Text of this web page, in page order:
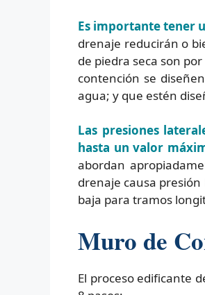
Es importante tener
drenaje reducirán o
de piedra seca son
contención se
agua; y que estén
Las presiones
hasta un valor
abordan
drenaje causa
baja para tramos
Muro de
El proceso edificante